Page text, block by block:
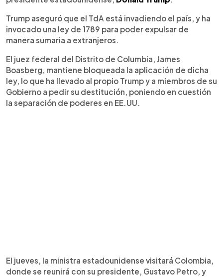
Trump aseguró que el TdA está invadiendo el país, y ha
invocado una ley de 1789 para poder expulsar de
manera sumaria a extranjeros.
El juez federal del Distrito de Columbia, James
Boasberg, mantiene bloqueada la aplicación de dicha
ley, lo que ha llevado al propio Trump y a miembros de su
Gobierno a pedir su destitución, poniendo en cuestión
la separación de poderes en EE.UU.
El jueves, la ministra estadounidense visitará Colombia,
donde se reunirá con su presidente, Gustavo Petro, y